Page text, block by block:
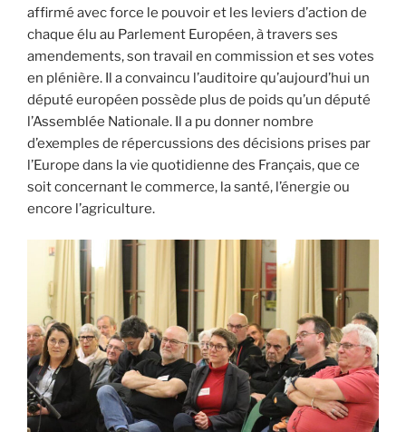
affirmé avec force le pouvoir et les leviers d’action de
chaque élu au Parlement Européen, à travers ses
amendements, son travail en commission et ses votes
en plénière. Il a convaincu l’auditoire qu’aujourd’hui un
député européen possède plus de poids qu’un député
l’Assemblée Nationale. Il a pu donner nombre
d’exemples de répercussions des décisions prises par
l’Europe dans la vie quotidienne des Français, que ce
soit concernant le commerce, la santé, l’énergie ou
encore l’agriculture.